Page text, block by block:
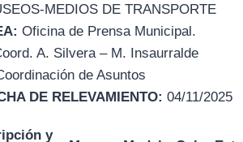
MEDIOS DE TRANSPORTE
Oficina de Prensa Municipal.
A. Silvera – M. Insaurralde
de Asuntos
DE RELEVAMIENTO: 04/11/2025
y